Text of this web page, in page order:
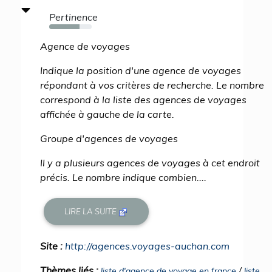
Pertinence
71%
Agence de voyages
Indique la position d'une agence de voyages
répondant à vos critères de recherche. Le nombre
correspond à la liste des agences de voyages
affichée à gauche de la carte.
Groupe d'agences de voyages
Il y a plusieurs agences de voyages à cet endroit
précis. Le nombre indique combien....
LIRE LA SUITE
Site : http://agences.voyages-auchan.com